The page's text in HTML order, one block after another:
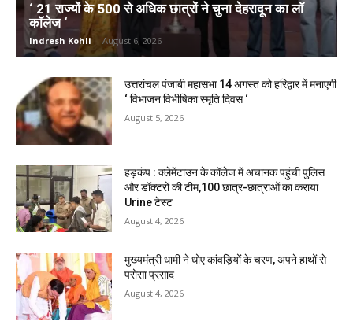
‘ 21 राज्यों के 500 से अधिक छात्रों ने चुना देहरादून का लाॅ
काॅलेज ‘
Indresh Kohli - August 6, 2026
उत्तरांचल पंजाबी महासभा 14 अगस्त को हरिद्वार में मनाएगी
‘ विभाजन विभीषिका स्मृति दिवस ‘
August 5, 2026
हड़कंप : क्लेमेंटाउन के कॉलेज में अचानक पहुंची पुलिस
और डॉक्टरों की टीम,100 छात्र-छात्राओं का कराया
Urine टेस्ट
August 4, 2026
मुख्यमंत्री धामी ने धोए कांवड़ियों के चरण, अपने हाथों से
परोसा प्रसाद
August 4, 2026